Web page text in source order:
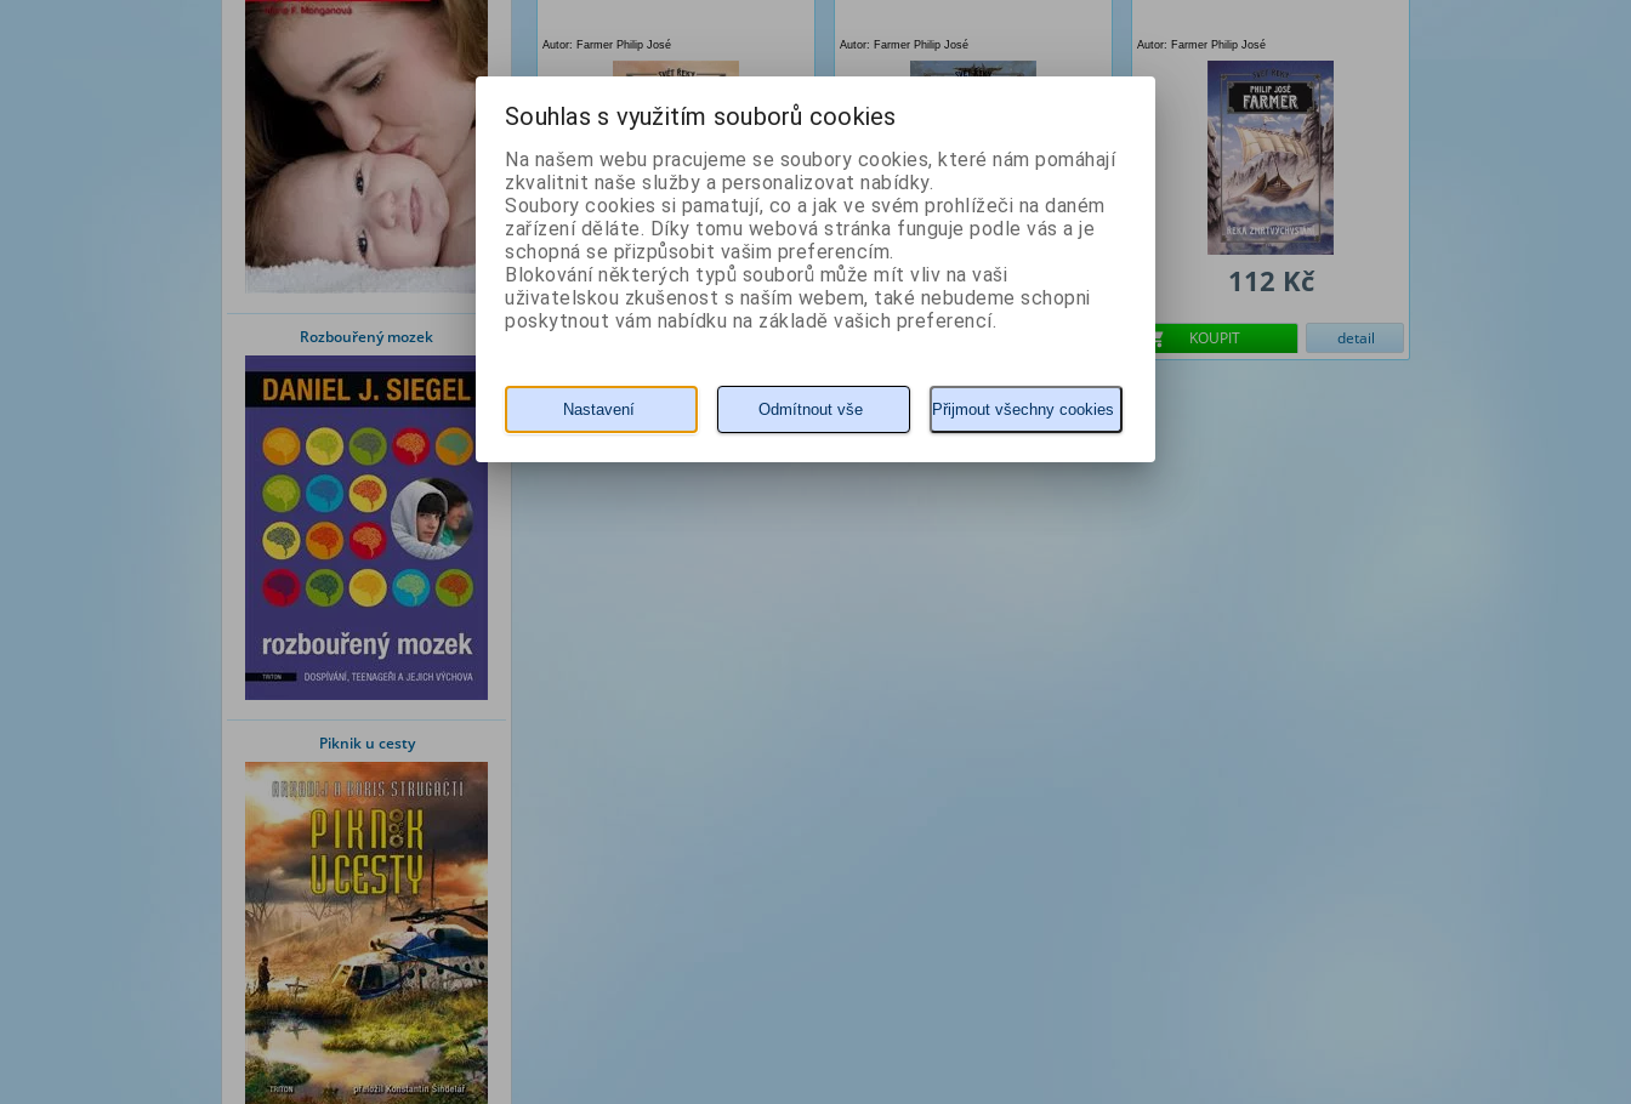
Rozbouřený mozek
Piknik u cesty
Autor: Farmer Philip José
112 Kč
Autor: Farmer Philip José
140 Kč
KOUPIT
Autor: Farmer Philip José
112 Kč
KOUPIT detail
Souhlas s využitím souborů cookies
Na našem webu pracujeme se soubory cookies, které nám pomáhají
zkvalitnit naše služby a personalizovat nabídky.
Soubory cookies si pamatují, co a jak ve svém prohlížeči na daném
zařízení děláte. Díky tomu webová stránka funguje podle vás a je
schopná se přizpůsobit vašim preferencím.
Blokování některých typů souborů může mít vliv na vaši
uživatelskou zkušenost s naším webem, také nebudeme schopni
poskytnout vám nabídku na základě vašich preferencí.
Nastavení Odmítnout vše Přijmout všechny cookies